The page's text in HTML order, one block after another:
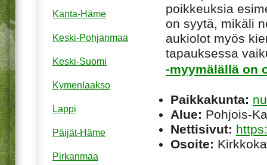
poikkeuksia
on syytä, mikäli
aukiolot myös
tapauksessa
-myymälällä on
Paikkakunta:
Alue: Pohjois-
Nettisivut:
Osoite:
Kanta-Häme
Keski-Pohjanmaa
Keski-Suomi
Kymenlaakso
Lappi
Päijät-Häme
Pirkanmaa